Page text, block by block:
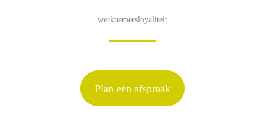
werknemersloyaliteit
Plan een afspraak